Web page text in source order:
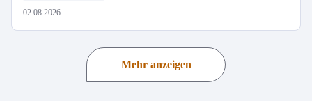
02.08.2026
Mehr anzeigen